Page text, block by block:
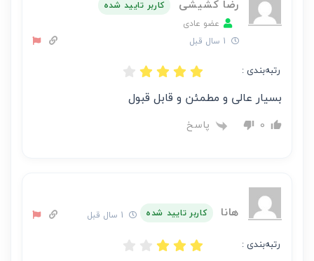
رضا کشیشی
کاربر تایید شده
عضو عادی
رتبه‌بندی :
بسیار عالی و مطمئن و قابل قبول
0 پاسخ
هانا کاربر تایید شده
رتبه‌بندی :